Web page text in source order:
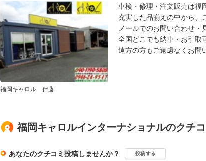
福岡キャロル 伴藤
車検・修理・注文販売は福
充実した品揃えの中から、
メールでのお問い合わせ・
全国どこでも納車・お引取
遠方の方もご遠慮なくお問
福岡キャロルインターナショナルのクチ
あなたのクチコミ投稿しませんか？ 投稿する